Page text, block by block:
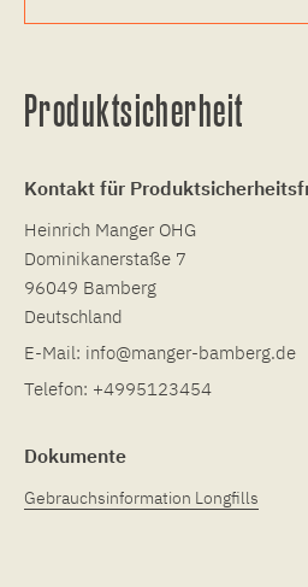
Produktsicherheit
Kontakt für
Heinrich Manger OHG
Dominikanerstaße 7
96049 Bamberg
Deutschland
E-Mail: info@manger-bamberg.de
Telefon: +4995123454
Dokumente
Gebrauchsinformation Longfills